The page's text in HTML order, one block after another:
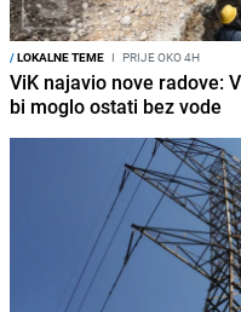
/LOKALNE TEME I PRIJE OKO 4H
ViK najavio nove radove:
bi moglo ostati bez vode